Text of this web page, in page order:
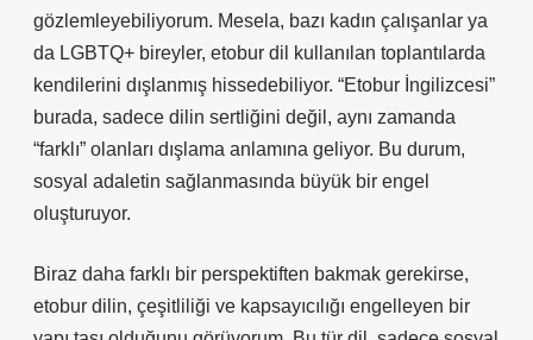
gözlemleyebiliyorum. Mesela, bazı kadın çalışanlar ya
da LGBTQ+ bireyler, etobur dil kullanılan toplantılarda
kendilerini dışlanmış hissedebiliyor. “Etobur İngilizcesi”
burada, sadece dilin sertliğini değil, aynı zamanda
“farklı” olanları dışlama anlamına geliyor. Bu durum,
sosyal adaletin sağlanmasında büyük bir engel
oluşturuyor.
Biraz daha farklı bir perspektiften bakmak gerekirse,
etobur dilin, çeşitliliği ve kapsayıcılığı engelleyen bir